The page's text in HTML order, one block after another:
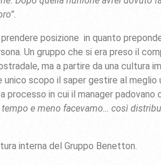
.
posizione in quanto
Un gruppo che si era preso il
ma a partire da una cultura
scopo il saper gestire al meglio
in cui il manager padovano
e meno facevamo… così
interna del Gruppo Benetton.